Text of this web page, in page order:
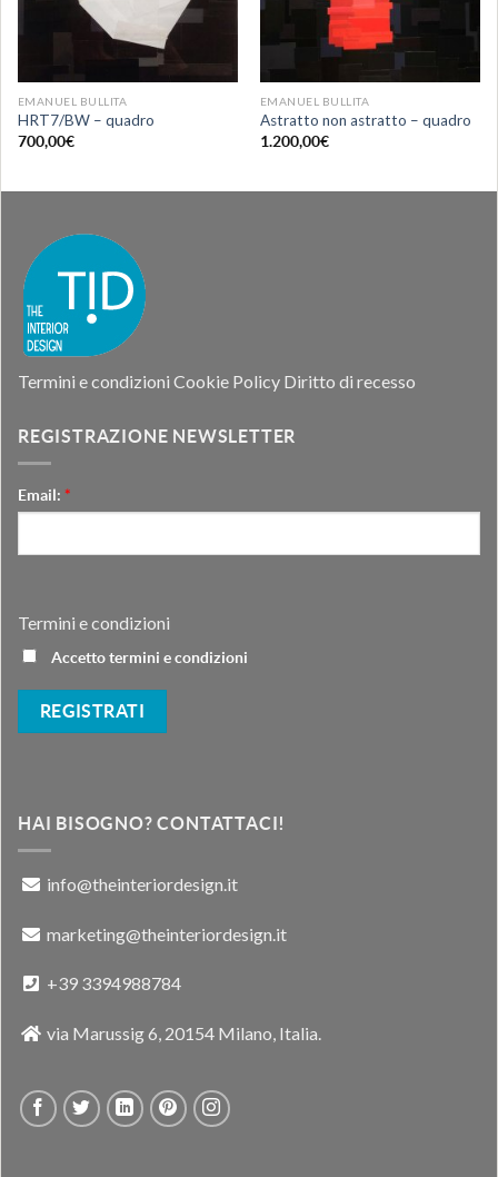
EMANUEL BULLITA
HRT7/BW – quadro
700,00€
EMANUEL BULLITA
Astratto non astratto – quadro
1.200,00€
Termini e condizioni Cookie Policy Diritto di recesso
REGISTRAZIONE NEWSLETTER
Email: *
Termini e condizioni
Accetto termini e condizioni
HAI BISOGNO? CONTATTACI!
info@theinteriordesign.it
marketing@theinteriordesign.it
+39 3394988784
via Marussig 6, 20154 Milano, Italia.